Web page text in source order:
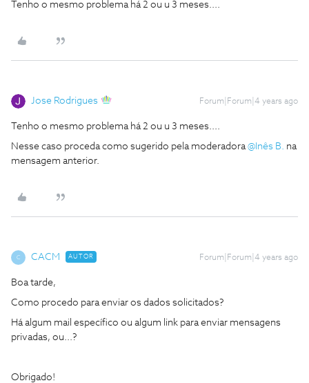
Tenho o mesmo problema há 2 ou u 3 meses....
Jose Rodrigues Forum|Forum|4 years ago
Tenho o mesmo problema há 2 ou u 3 meses....
Nesse caso proceda como sugerido pela moderadora@Inês B. na
mensagem anterior.
C CACM AUTOR Forum|Forum|4 years ago
Boa tarde,
Como procedo para enviar os dados solicitados?
Há algum mail específico ou algum link para enviar mensagens
privadas, ou...?
Obrigado!